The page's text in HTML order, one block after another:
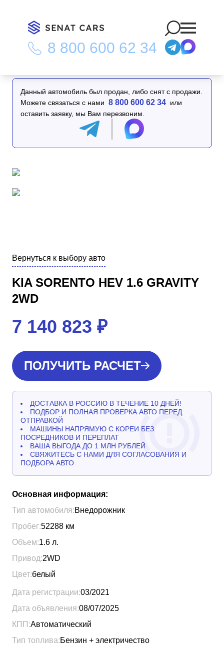
8 800 600 62 34
Главная Каталог/Kia Sorento HEV 1.6 Gravity 2WD
Данный автомобиль был продан, либо снят с продажи.
Можете связаться с нами 8 800 600 62 34 или
оставить заявку, мы Вам перезвоним.
Вернуться к выбору авто
KIA SORENTO HEV 1.6 GRAVITY
2WD
7 140 823 ₽
ПОЛУЧИТЬ РАСЧЕТ
ДОСТАВКА В РОССИЮ В ТЕЧЕНИЕ 10 ДНЕЙ!
ПОДБОР И ПОЛНАЯ ПРОВЕРКА АВТО ПЕРЕД
ОТПРАВКОЙ
МАШИНЫ НАПРЯМУЮ С КОРЕИ БЕЗ
ПОСРЕДНИКОВ И ПЕРЕПЛАТ
ВАША ВЫГОДА ДО 1 МЛН РУБЛЕЙ
СВЯЖИТЕСЬ С НАМИ ДЛЯ СОГЛАСОВАНИЯ И
ПОДБОРА АВТО
Основная информация:
Тип автомобиля:Внедорожник
Пробег:52288 км
Объем:1.6 л.
Привод:2WD
Цвет:белый
Дата регистрации:03/2021
Дата объявления:08/07/2025
КПП:Автоматический
Тип топлива:Бензин + электричество